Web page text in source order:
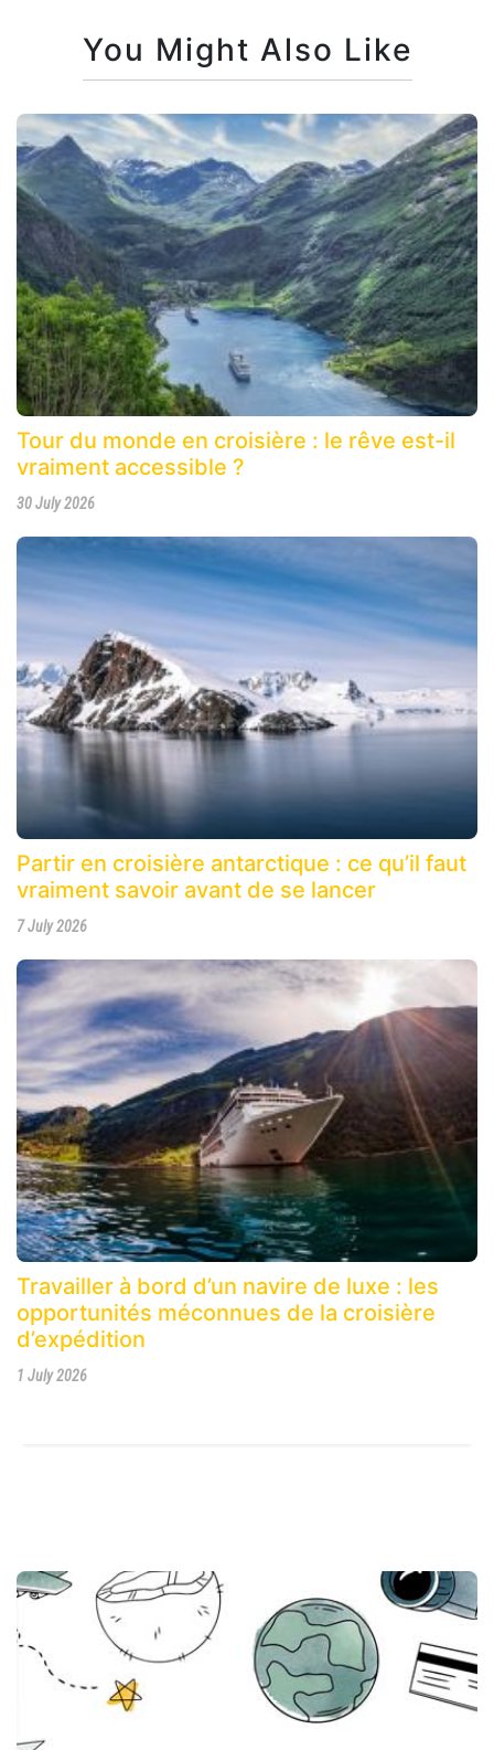
You Might Also Like
Tour du monde en croisière : le rêve est-il
vraiment accessible ?
30 July 2026
Partir en croisière antarctique : ce qu’il faut
vraiment savoir avant de se lancer
7 July 2026
Travailler à bord d’un navire de luxe : les
opportunités méconnues de la croisière
d’expédition
1 July 2026